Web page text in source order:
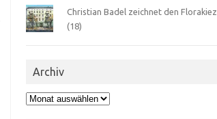
Christian Badel zeichnet den Florakiez
(18)
Archiv
Archiv